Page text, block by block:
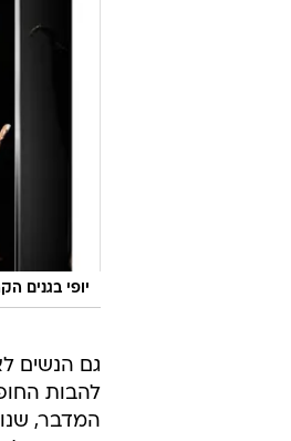
יופי בגנים
להבות
המדבר,